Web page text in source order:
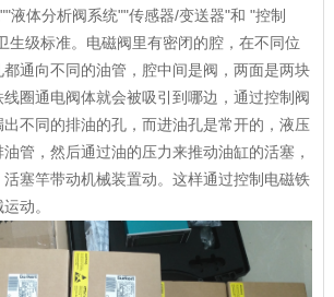
液体分析阀系统""传感器/变送器"和 "控制
生级标准。电磁阀里有密闭的腔，在不同位
通向不同的油管，腔中间是阀，两面是两块
圈通电阀体就会被吸引到哪边，通过控制阀
不同的排油的孔，而进油孔是常开的，液压
管，然后通过油的压力来推动油缸的活塞，
塞竿带动机械装置动。这样通过控制电磁铁
动。